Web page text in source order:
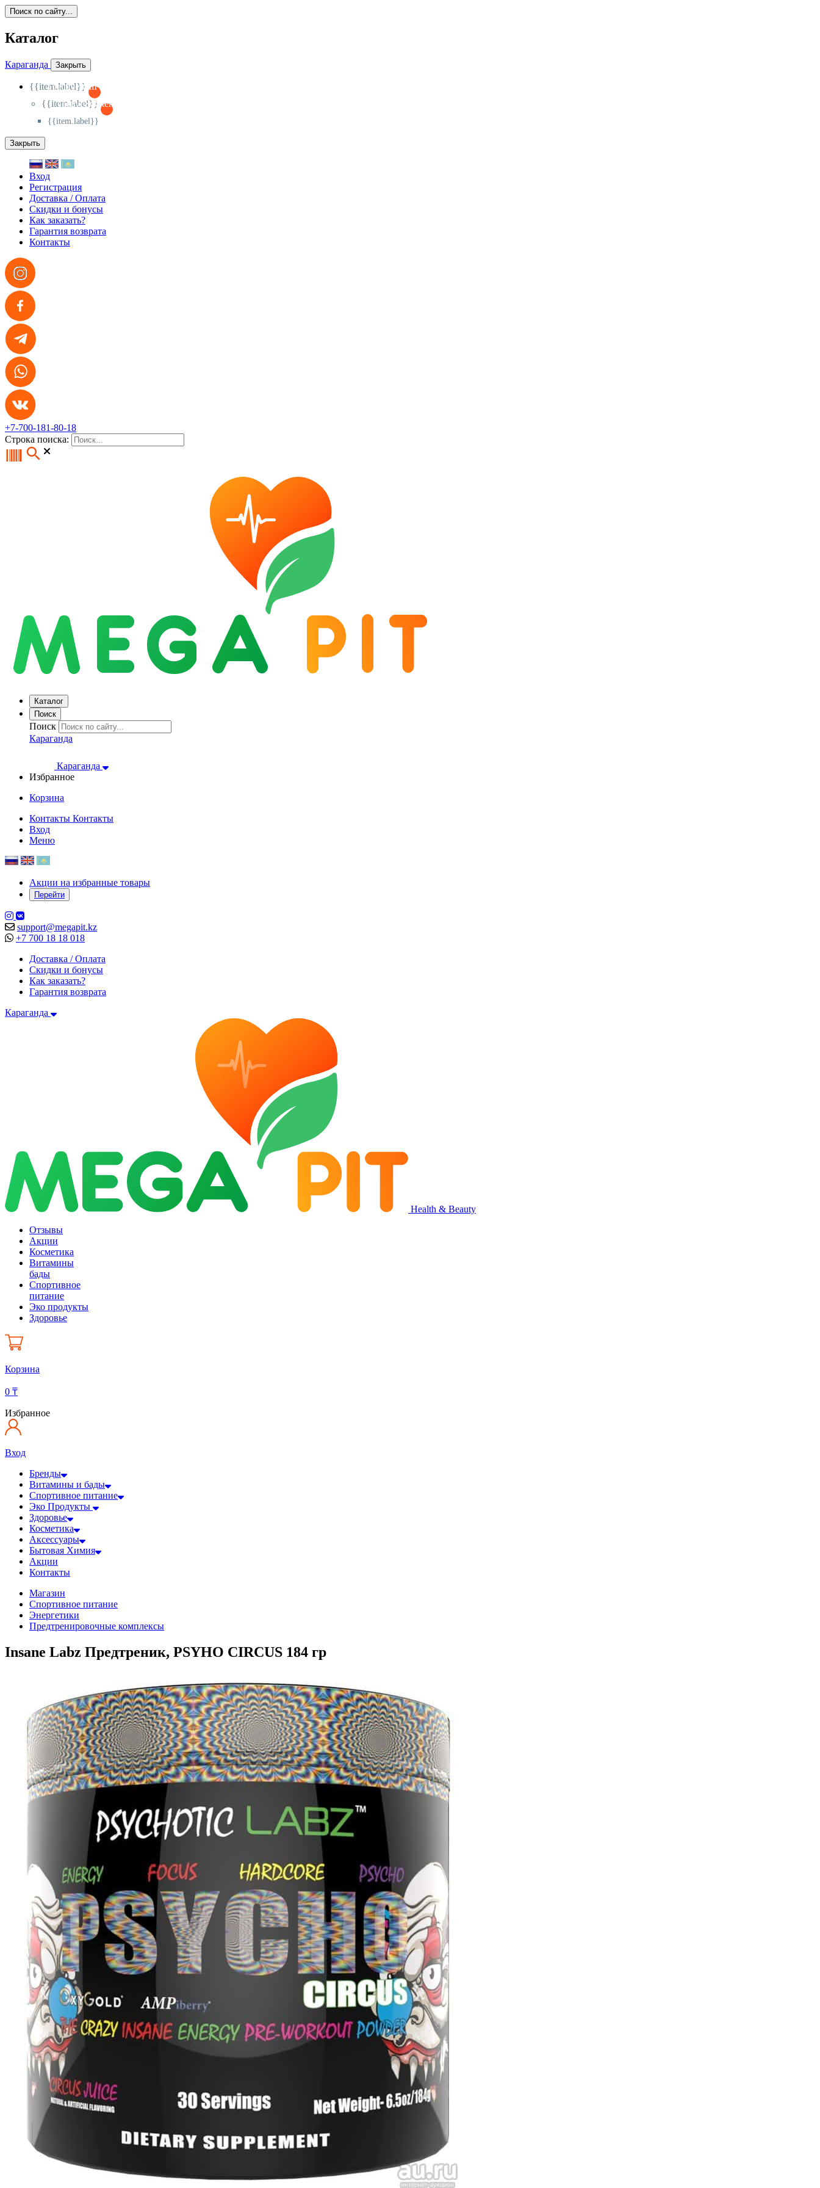
Поиск по сайту...
Каталог
Караганда Закрыть
{{item.label}}
{{activeItem==item.id?'-
{{item.label}}
{{activeSubitem==item.id?'-
{{item.label}}
Закрыть
Вход
Регистрация
Доставка / Оплата
Скидки и бонусы
Как заказать?
Гарантия возврата
Контакты
+7-700-181-80-18
Строка поиска:
Каталог
Поиск
Поиск
Караганда
Караганда
Избранное
Корзина
Контакты Контакты
Вход
Меню
Акции на избранные товары
Перейти
support@megapit.kz
+7 700 18 18 018
Доставка / Оплата
Скидки и бонусы
Как заказать?
Гарантия возврата
Караганда
Health & Beauty
Отзывы
Акции
Косметика
Витамины
бады
Спортивное
питание
Эко продукты
Здоровье
Корзина
0 ₸
Избранное
Вход
Бренды
Витамины и бады
Спортивное питание
Эко Продукты
Здоровье
Косметика
Аксессуары
Бытовая Химия
Акции
Контакты
Магазин
Спортивное питание
Энергетики
Предтренировочные комплексы
Insane Labz Предтреник, PSYHO CIRCUS 184 гр